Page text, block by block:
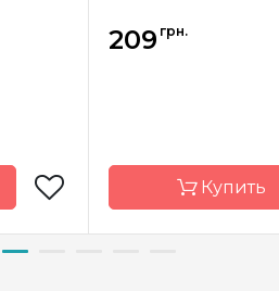
209 грн.
Купить